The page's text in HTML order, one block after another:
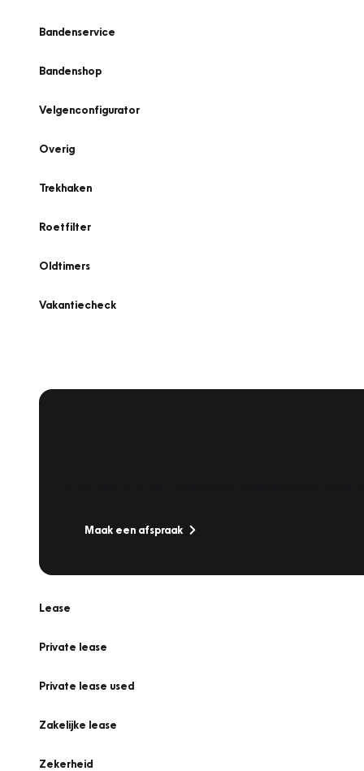
Bandenservice
Bandenshop
Velgenconfigurator
Overig
Trekhaken
Roetfilter
Oldtimers
Vakantiecheck
Maak een afspraak
Lease
Private lease
Private lease used
Zakelijke lease
Zekerheid